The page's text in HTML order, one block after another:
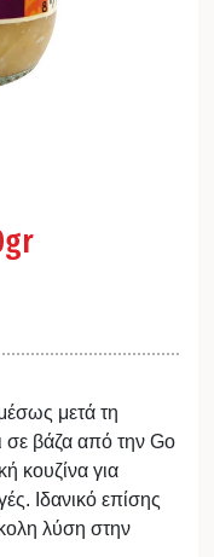
μετά τη
σε βάζα από την Go
κουζίνα για
Ιδανικό επίσης
λύση στην